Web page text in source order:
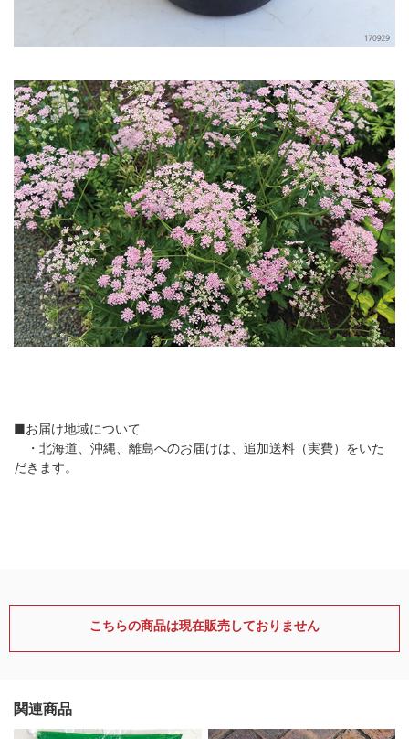
■お届け地域について
・北海道、沖縄、離島へのお届けは、追加送料（実費）をいた
だきます。
こちらの商品は現在販売しておりません
関連商品